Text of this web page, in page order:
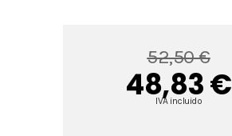
52,50 €
48,83 €
IVA incluido